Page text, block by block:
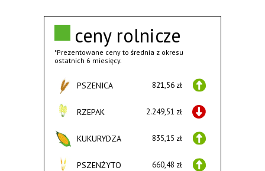
ceny rolnicze
*Prezentowane ceny to średnia z okresu
ostatnich 6 miesięcy.
PSZENICA 821,56 zł
RZEPAK 2.249,51 zł
KUKURYDZA 835,15 zł
PSZENŻYTO 660,48 zł